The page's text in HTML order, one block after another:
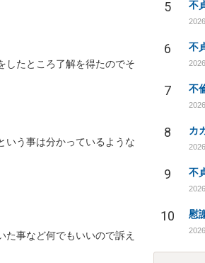
したところ了解を得たのでそ
いう事は分かっているような
事など何でもいいので訴え
5
6 不
7
8
9
10